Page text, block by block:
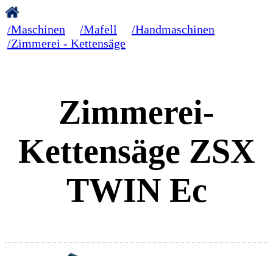
/Maschinen /Mafell
/Handmaschinen
/Zimmerei - Kettensäge
Zimmerei-
Kettensäge ZSX
TWIN Ec